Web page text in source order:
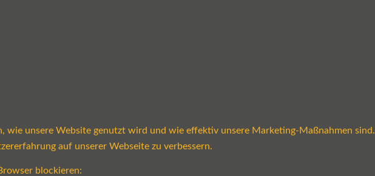
wie unsere Website genutzt wird und wie effektiv unsere Marketing-Maßnahmen sind.
auf unserer Webseite zu verbessern.
blockieren: